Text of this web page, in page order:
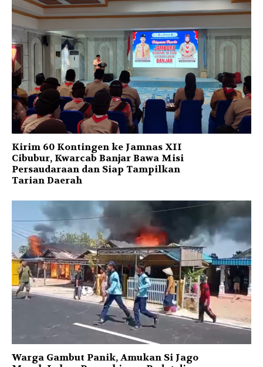
Kirim 60 Kontingen ke Jamnas XII
Cibubur, Kwarcab Banjar Bawa Misi
Persaudaraan dan Siap Tampilkan
Tarian Daerah
Warga Gambut Panik, Amukan Si Jago